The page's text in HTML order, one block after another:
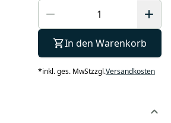
In den Warenkorb
*inkl. ges. MwStzzgl.Versandkosten